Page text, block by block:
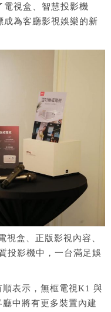
電視盒、智慧投影機
成為客廳影視娛樂的新
視盒、正版影視內容、
投影機中，一台滿足娛
表示，無框電視K1 與
中將有更多裝置內建